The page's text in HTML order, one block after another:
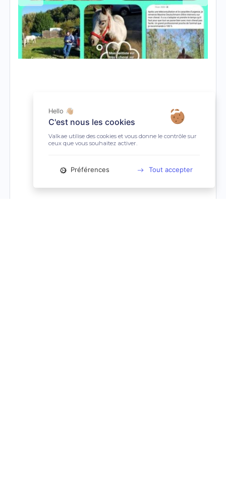
Hello 👋🏼
C'est nous les cookies
Valkae utilise des cookies et vous donne le contrôle sur
ceux que vous souhaitez activer.
Préférences Tout accepter